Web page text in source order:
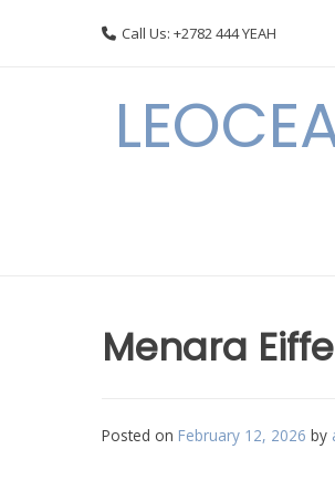
Call Us: +2782 444 YEAH
Menara
Posted on February 12, 2026 by